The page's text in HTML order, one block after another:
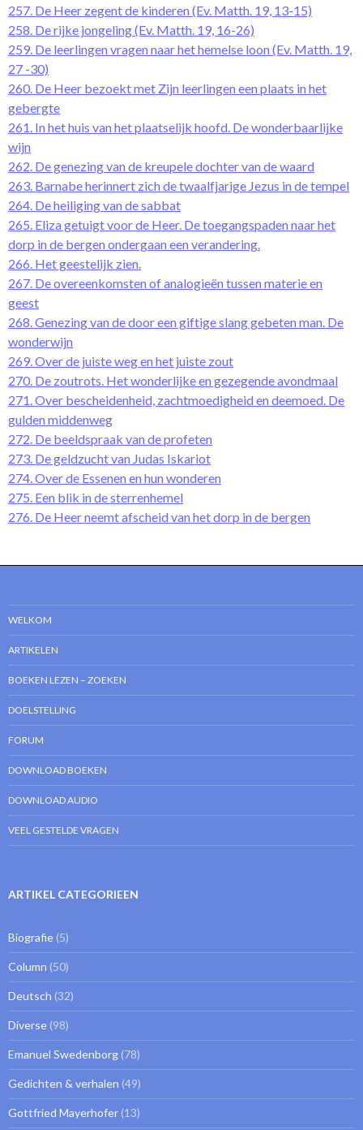
257. De Heer zegent de kinderen (Ev. Matth. 19, 13-15)
258. De rijke jongeling (Ev. Matth. 19, 16-26)
259. De leerlingen vragen naar het hemelse loon (Ev. Matth. 19,
27 -30)
260. De Heer bezoekt met Zijn leerlingen een plaats in het
gebergte
261. In het huis van het plaatselijk hoofd. De wonderbaarlijke
wijn
262. De genezing van de kreupele dochter van de waard
263. Barnabe herinnert zich de twaalfjarige Jezus in de tempel
264. De heiliging van de sabbat
265. Eliza getuigt voor de Heer. De toegangspaden naar het
dorp in de bergen ondergaan een verandering.
266. Het geestelijk zien.
267. De overeenkomsten of analogieën tussen materie en
geest
268. Genezing van de door een giftige slang gebeten man. De
wonderwijn
269. Over de juiste weg en het juiste zout
270. De zoutrots. Het wonderlijke en gezegende avondmaal
271. Over bescheidenheid, zachtmoedigheid en deemoed. De
gulden middenweg
272. De beeldspraak van de profeten
273. De geldzucht van Judas Iskariot
274. Over de Essenen en hun wonderen
275. Een blik in de sterrenhemel
276. De Heer neemt afscheid van het dorp in de bergen
WELKOM
ARTIKELEN
BOEKEN LEZEN – ZOEKEN
DOELSTELLING
FORUM
DOWNLOAD BOEKEN
DOWNLOAD AUDIO
VEEL GESTELDE VRAGEN
ARTIKEL CATEGORIEEN
Biografie (5)
Column (50)
Deutsch (32)
Diverse (98)
Emanuel Swedenborg (78)
Gedichten & verhalen (49)
Gottfried Mayerhofer (13)